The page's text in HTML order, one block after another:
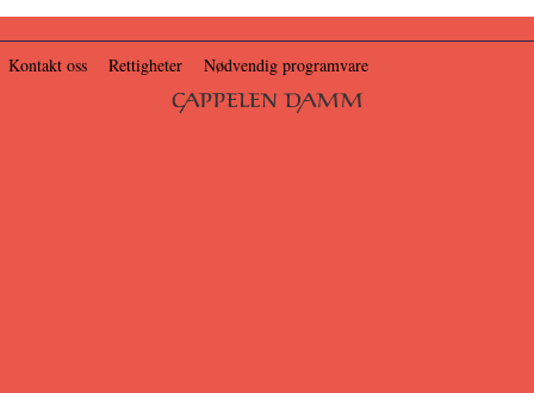
Kontakt oss Rettigheter Nødvendig programvare